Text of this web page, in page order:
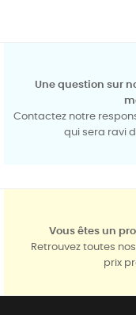
Une question sur
Contactez notre
qui sera ravi
Vous êtes un
Retrouvez toutes
prix